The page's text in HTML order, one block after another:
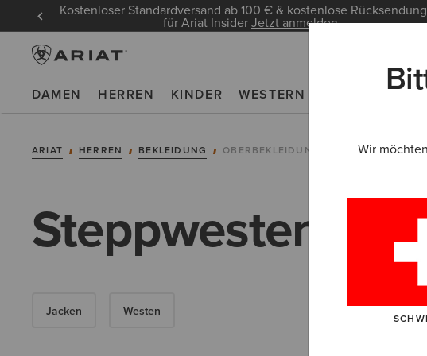
Kostenloser Standardversand ab 100 € & kostenlose
für Ariat InsiderJetzt anmelden
DAMEN HERREN KINDER WESTERN NEU
ARIAT HERREN BEKLEIDUNG OBERBEKLEIDUNG
Steppwesten
Jacken Westen
Wir